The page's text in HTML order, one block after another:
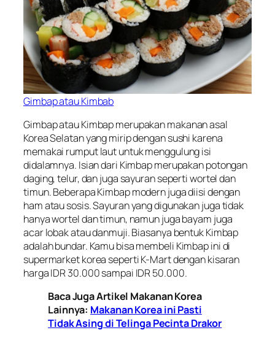
Gimbap atau Kimbab
Gimbap atau Kimbap merupakan makanan asal
Korea Selatan yang mirip dengan sushi karena
memakai rumput laut untuk menggulung isi
didalamnya. Isian dari Kimbap merupakan potongan
daging, telur, dan juga sayuran seperti wortel dan
timun. Beberapa Kimbap modern juga diisi dengan
ham atau sosis. Sayuran yang digunakan juga tidak
hanya wortel dan timun, namun juga bayam juga
acar lobak atau danmuji. Biasanya bentuk Kimbap
adalah bundar. Kamu bisa membeli Kimbap ini di
supermarket korea seperti K-Mart dengan kisaran
harga IDR 30.000 sampai IDR 50.000.
Baca Juga Artikel Makanan Korea
Lainnya: Makanan Korea ini Pasti
Tidak Asing di Telinga Pecinta Drakor